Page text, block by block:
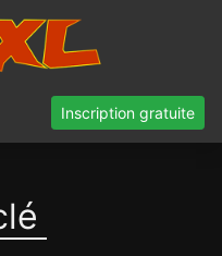
Inscription gratuite